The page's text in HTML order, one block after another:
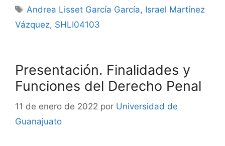
Etiquetas
Andrea Lisset García García, Israel Martínez
Vázquez, SHLI04103
Presentación. Finalidades y
Funciones del Derecho Penal
11 de enero de 2022 por Universidad de
Guanajuato